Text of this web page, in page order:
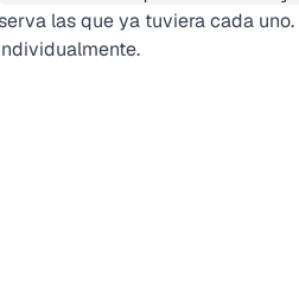
las que ya tuviera cada